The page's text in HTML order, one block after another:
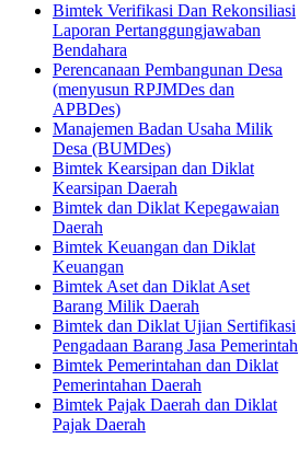
Bimtek Verifikasi Dan Rekonsiliasi
Laporan Pertanggungjawaban
Bendahara
Perencanaan Pembangunan Desa
(menyusun RPJMDes dan
APBDes)
Manajemen Badan Usaha Milik
Desa (BUMDes)
Bimtek Kearsipan dan Diklat
Kearsipan Daerah
Bimtek dan Diklat Kepegawaian
Daerah
Bimtek Keuangan dan Diklat
Keuangan
Bimtek Aset dan Diklat Aset
Barang Milik Daerah
Bimtek dan Diklat Ujian Sertifikasi
Pengadaan Barang Jasa Pemerintah
Bimtek Pemerintahan dan Diklat
Pemerintahan Daerah
Bimtek Pajak Daerah dan Diklat
Pajak Daerah